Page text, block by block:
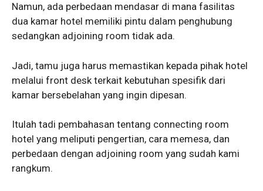
Namun, ada perbedaan mendasar di mana fasilitas
dua kamar hotel memiliki pintu dalam penghubung
sedangkan adjoining room tidak ada.
Jadi, tamu juga harus memastikan kepada pihak hotel
melalui front desk terkait kebutuhan spesifik dari
kamar bersebelahan yang ingin dipesan.
Itulah tadi pembahasan tentang connecting room
hotel yang meliputi pengertian, cara memesa, dan
perbedaan dengan adjoining room yang sudah kami
rangkum.